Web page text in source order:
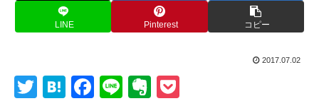
LINE Pinterest コピー
2017.07.02
T
H
F
Li
E